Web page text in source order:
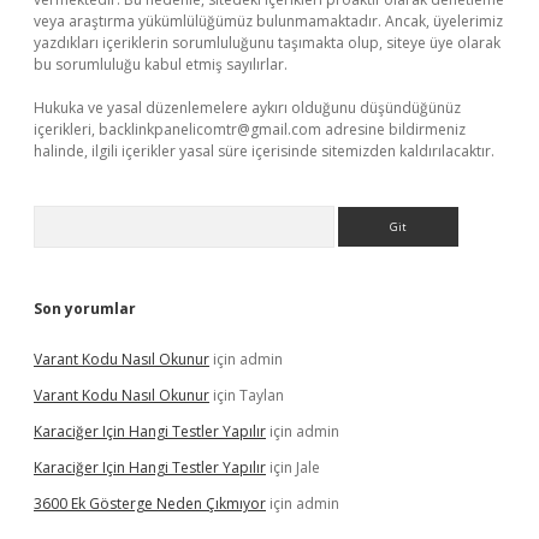
veya araştırma yükümlülüğümüz bulunmamaktadır. Ancak, üyelerimiz
yazdıkları içeriklerin sorumluluğunu taşımakta olup, siteye üye olarak
bu sorumluluğu kabul etmiş sayılırlar.
Hukuka ve yasal düzenlemelere aykırı olduğunu düşündüğünüz
içerikleri, backlinkpanelicomtr@gmail.com adresine bildirmeniz
halinde, ilgili içerikler yasal süre içerisinde sitemizden kaldırılacaktır.
Son yorumlar
Varant Kodu Nasıl Okunur için admin
Varant Kodu Nasıl Okunur için Taylan
Karaciğer Için Hangi Testler Yapılır için admin
Karaciğer Için Hangi Testler Yapılır için Jale
3600 Ek Gösterge Neden Çıkmıyor için admin